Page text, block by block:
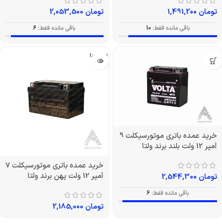
تومان
باقی مانده فقط: 10
تومان
باقی مانده فقط: 6
خرید عمده باتری موتورسیکلت 9
آمپر 12 ولت بلند برند ولتا
تومان
باقی مانده فقط: 6
تمام شد!
خرید عمده باتری موتورسیکلت 7
آمپر 12 ولت پهن برند ولتا
تومان